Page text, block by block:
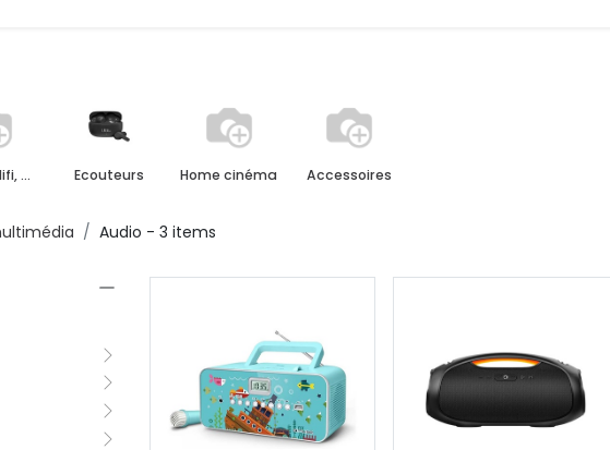
Chaine Hifi, Radio, Karaoke Ecouteurs Home cinéma Accessoires
Audio - 3 items
Infos sur le compte
A propos
Tous les services
Contactez-nous
Politique de confidentialité